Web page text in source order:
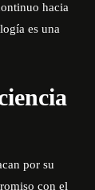
hacia
es una
por su
con el